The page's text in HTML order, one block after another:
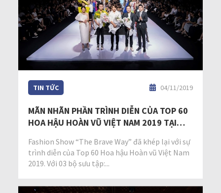
TIN TỨC 04/11/2019
MÃN NHÃN PHẦN TRÌNH DIỄN CỦA TOP 60
HOA HẬU HOÀN VŨ VIỆT NAM 2019 TẠI
Fashion Show “The Brave Way” đã khép lại với sự
trình diễn của Top 60 Hoa hậu Hoàn vũ Việt Nam
2019. Với 03 bộ sưu tập:...